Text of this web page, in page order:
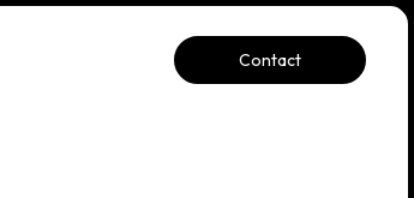
Contact